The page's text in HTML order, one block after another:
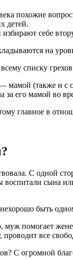
похожие
детей.
себе
на
списку
мамой (также и
его мамой во
главное в
С одной
сына
быть
муж помогает
проводит все
С огромной